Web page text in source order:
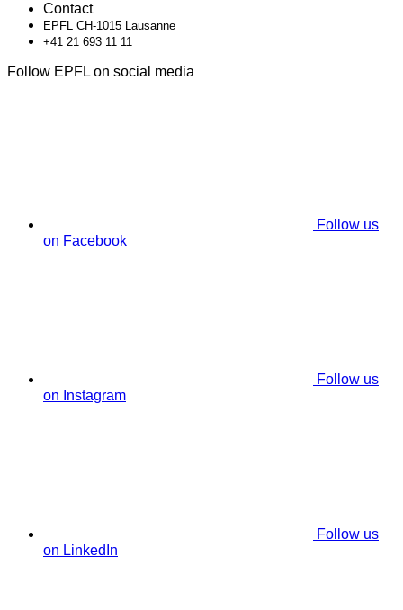
Contact
EPFL CH-1015 Lausanne
+41 21 693 11 11
Follow EPFL on social media
Follow us
on Facebook
Follow us
on Instagram
Follow us
on LinkedIn